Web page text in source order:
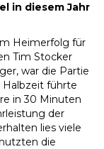
in diesem Jahr
Heimerfolg für
Tim Stocker
war die Partie
Halbzeit führte
in 30 Minuten
der
lies viele
die